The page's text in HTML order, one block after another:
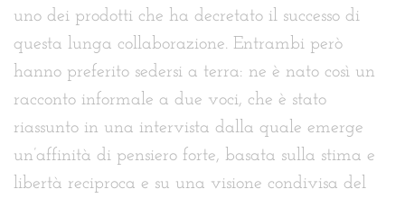
uno dei prodotti che ha decretato il successo di
questa lunga collaborazione. Entrambi però
hanno preferito sedersi a terra: ne è nato così un
racconto informale a due voci, che è stato
riassunto in una intervista dalla quale emerge
un’affinità di pensiero forte, basata sulla stima e
libertà reciproca e su una visione condivisa del